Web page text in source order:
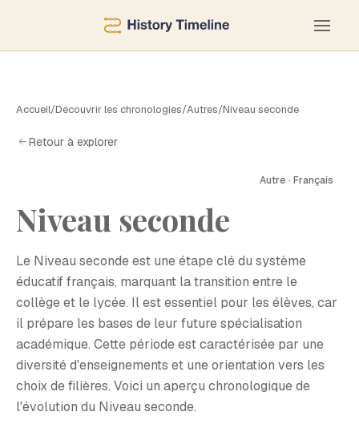
Accueil/Découvrir les chronologies/Autres/Niveau seconde
Retour à explorer
Autre · Français
Niveau seconde
Le Niveau seconde est une étape clé du système
éducatif français, marquant la transition entre le
collège et le lycée. Il est essentiel pour les élèves, car
il prépare les bases de leur future spécialisation
académique. Cette période est caractérisée par une
diversité d'enseignements et une orientation vers les
choix de filières. Voici un aperçu chronologique de
l'évolution du Niveau seconde.